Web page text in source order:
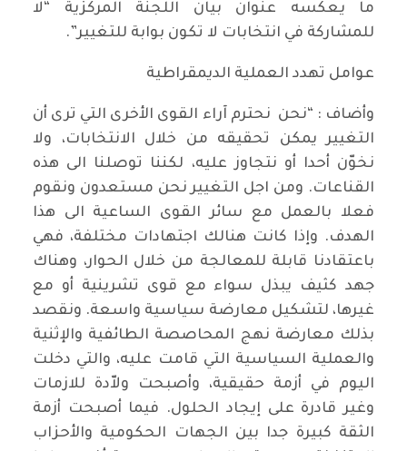
ما يعكسه عنوان بيان اللجنة المركزية “لا
للمشاركة في انتخابات لا تكون بوابة للتغيير”.
عوامل تهدد العملية الديمقراطية
وأضاف : “نحن نحترم آراء القوى الأخرى التي ترى أن
التغيير يمكن تحقيقه من خلال الانتخابات، ولا
نخوّن أحدا أو نتجاوز عليه، لكننا توصلنا الى هذه
القناعات. ومن اجل التغيير نحن مستعدون ونقوم
فعلا بالعمل مع سائر القوى الساعية الى هذا
الهدف. وإذا كانت هنالك اجتهادات مختلفة، فهي
باعتقادنا قابلة للمعالجة من خلال الحوار، وهناك
جهد كثيف يبذل سواء مع قوى تشرينية أو مع
غيرها، لتشكيل معارضة سياسية واسعة. ونقصد
بذلك معارضة نهج المحاصصة الطائفية والإثنية
والعملية السياسية التي قامت عليه، والتي دخلت
اليوم في أزمة حقيقية، وأصبحت ولاّدة للازمات
وغير قادرة على إيجاد الحلول. فيما أصبحت أزمة
الثقة كبيرة جدا بين الجهات الحكومية والأحزاب